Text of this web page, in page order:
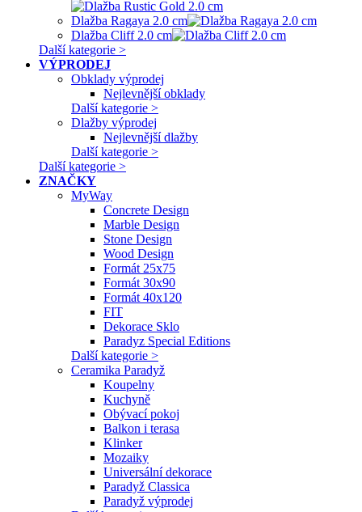
Dlažba Ragaya 2.0 cm
Dlažba Cliff 2.0 cm
Další kategorie >
VÝPRODEJ
Obklady výprodej
Nejlevnější obklady
Další kategorie >
Dlažby výprodej
Nejlevnější dlažby
Další kategorie >
Další kategorie >
ZNAČKY
MyWay
Concrete Design
Marble Design
Stone Design
Wood Design
Formát 25x75
Formát 30x90
Formát 40x120
FIT
Dekorace Sklo
Paradyz Special Editions
Další kategorie >
Ceramika Paradyž
Koupelny
Kuchyně
Obývací pokoj
Balkon i terasa
Klinker
Mozaiky
Universální dekorace
Paradyž Classica
Paradyž výprodej